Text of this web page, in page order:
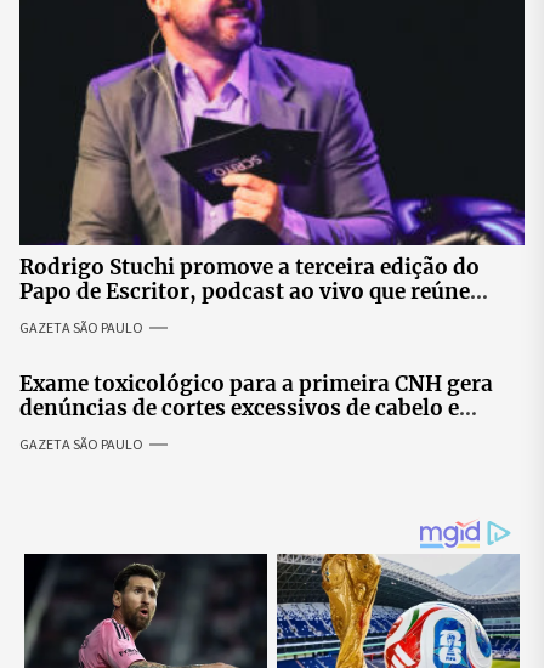
Rodrigo Stuchi promove a terceira edição do
Papo de Escritor, podcast ao vivo que reúne
especialistas para discutir saúde mental e
prosperidade.
GAZETA SÃO PAULO
Exame toxicológico para a primeira CNH gera
denúncias de cortes excessivos de cabelo e
revolta entre candidatas
GAZETA SÃO PAULO